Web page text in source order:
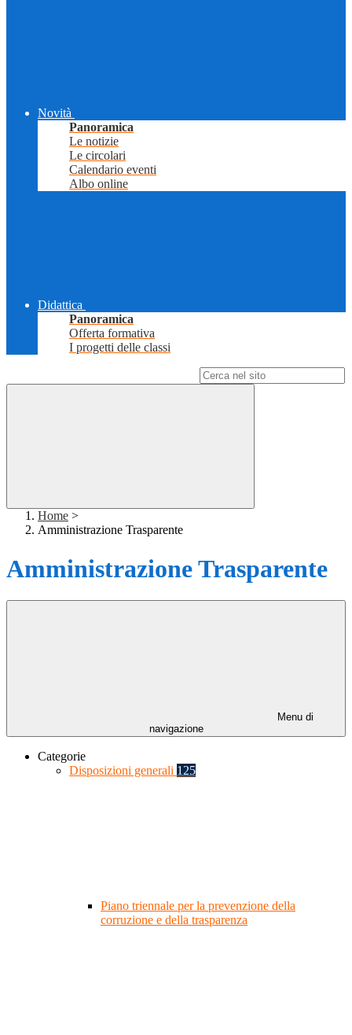
Novità
Panoramica
Le notizie
Le circolari
Calendario eventi
Albo online
Didattica
Panoramica
Offerta formativa
I progetti delle classi
Home >
Amministrazione Trasparente
Amministrazione Trasparente
Menu di
navigazione
Categorie
Disposizioni generali 125
Piano triennale per la prevenzione della
corruzione e della trasparenza